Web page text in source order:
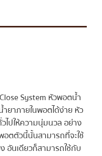
System หัวพอตน้ำ
ยาภายในพอตได้ง่าย หัว
ไปให้ความนุ่มนวล อย่าง
ตตัวนี้นั้นสามารถที่จะใช้
อันเดียวก็สามารถใช้กับ